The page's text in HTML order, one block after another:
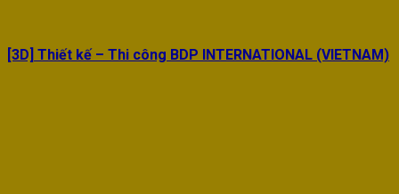
[3D] Thiết kế – Thi công BDP INTERNATIONAL (VIETNAM)